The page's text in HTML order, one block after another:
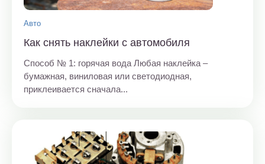
Авто
Как снять наклейки с автомобиля
Способ № 1: горячая вода Любая наклейка –
бумажная, виниловая или светодиодная,
приклеивается сначала...